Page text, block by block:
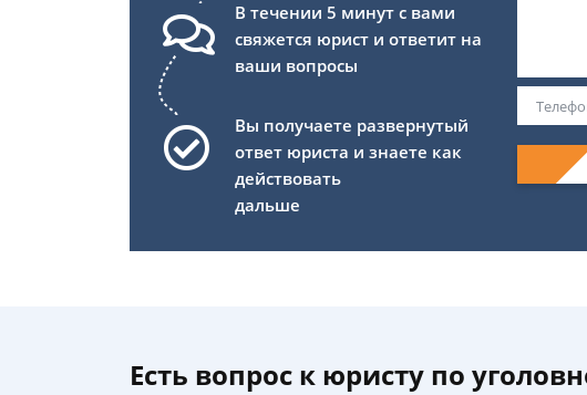
В течении 5 минут с вами
свяжется юрист и ответит на
ваши вопросы
Вы получаете развернутый
ответ юриста и знаете как
действовать
дальше
Есть вопрос к юристу по